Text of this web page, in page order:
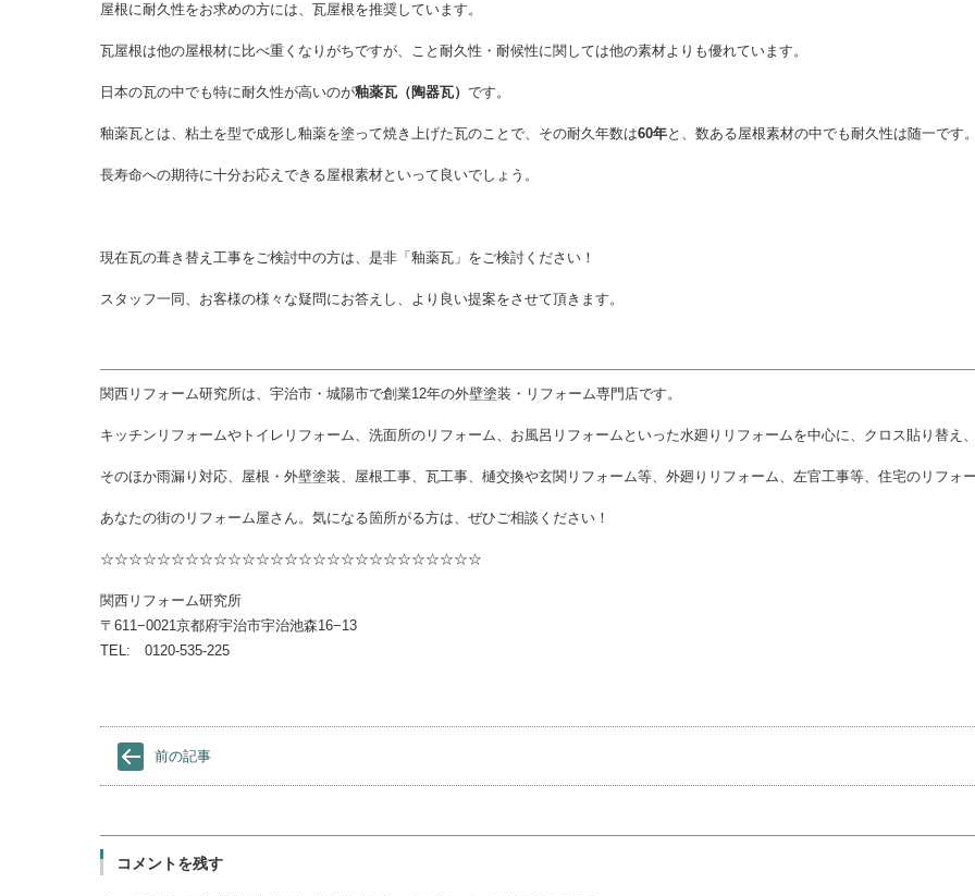
屋根に耐久性をお求めの方には、瓦屋根を推奨しています。
瓦屋根は他の屋根材に比べ重くなりがちですが、こと耐久性・耐候性に関しては他の素材よりも優れています。
日本の瓦の中でも特に耐久性が高いのが釉薬瓦（陶器瓦） です。
釉薬瓦とは、粘土を型で成形し釉薬を塗って焼き上げた瓦のことで、その耐久年数は60年と、数ある屋根素材の中でも耐久性は随一です
長寿命への期待に十分お応えできる屋根素材といって良いでしょう。
現在瓦の葺き替え工事をご検討中の方は、是非「釉薬瓦」をご検討ください！
スタッフ一同、お客様の様々な疑問にお答えし、より良い提案をさせて頂きます。
関西リフォーム研究所は、宇治市・城陽市で創業12年の外壁塗装・リフォーム専門店です。
キッチンリフォームやトイレリフォーム、洗面所のリフォーム、お風呂リフォームといった水廻りリフォームを中心に、クロス貼り替え
そのほか雨漏り対応、屋根・外壁塗装、屋根工事、瓦工事、樋交換や玄関リフォーム等、外廻りリフォーム、左官工事等、住宅のリフォ
あなたの街のリフォーム屋さん。気になる箇所がる方は、ぜひご相談ください！
☆☆☆☆☆☆☆☆☆☆☆☆☆☆☆☆☆☆☆☆☆☆☆☆☆☆☆
関西リフォーム研究所
〒611−0021京都府宇治市宇治池森16−13
TEL: 0120-535-225
前の記事
コメントを残す